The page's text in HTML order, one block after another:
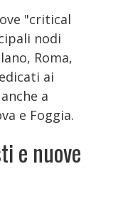
"critical
nodi
Roma,
ai
a
e Foggia.
e nuove